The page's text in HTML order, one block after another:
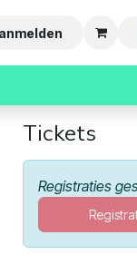
Tickets
Registraties